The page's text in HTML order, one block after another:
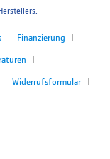
Finanzierung
Widerrufsformular